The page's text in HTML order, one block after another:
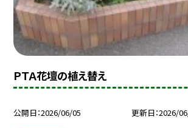
ＰＴＡ花壇の植え替え
公開日 2026/06/05 更新日 2026/